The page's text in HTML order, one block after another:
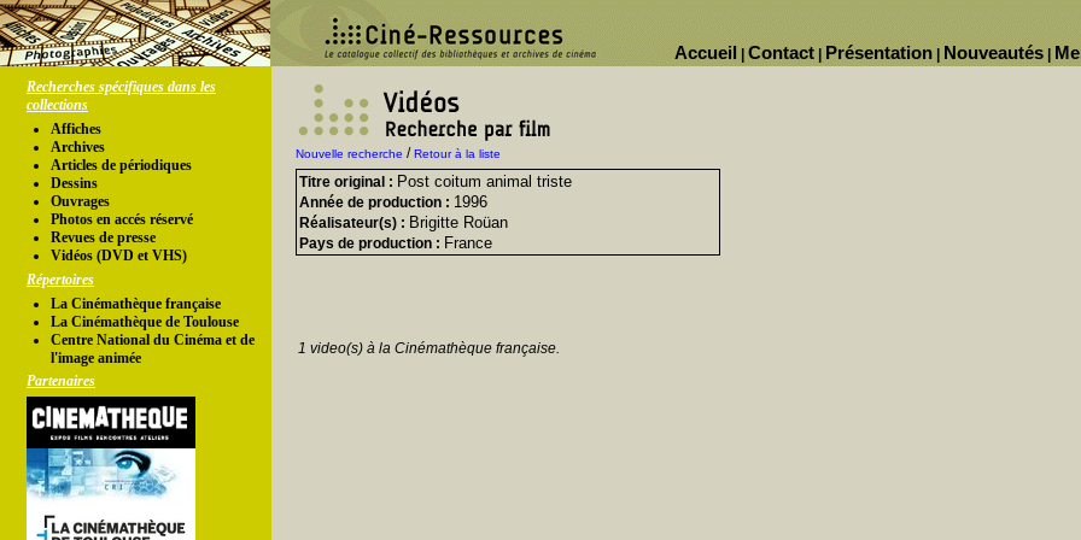
Nouveautés
Présentation
Contact
Accueil
Recherches spécifiques dans les
collections
Affiches
Archives
Articles de périodiques
Dessins
Ouvrages
Photos en accés réservé
Revues de presse
Vidéos (DVD et VHS)
Répertoires
La Cinémathèque française
La Cinémathèque de Toulouse
Centre National du Cinéma et de
l'image animée
Partenaires
Nouvelle recherche /Retour à la liste
Titre original : Post coitum animal triste
Année de production : 1996
Réalisateur(s) : Brigitte Roüan
Pays de production : France
1 video(s) à la Cinémathèque française.